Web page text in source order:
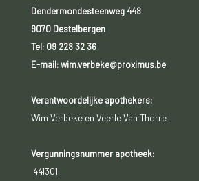
Dendermondesteenweg 448
9070 Destelbergen
Tel: 09 228 32 36
E-mail: wim.verbeke@proximus.be
Verantwoordelijke apothekers:
Wim Verbeke en Veerle Van Thorre
Vergunningsnummer apotheek:
441301